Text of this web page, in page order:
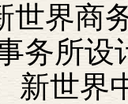
世界商
务所
新世界